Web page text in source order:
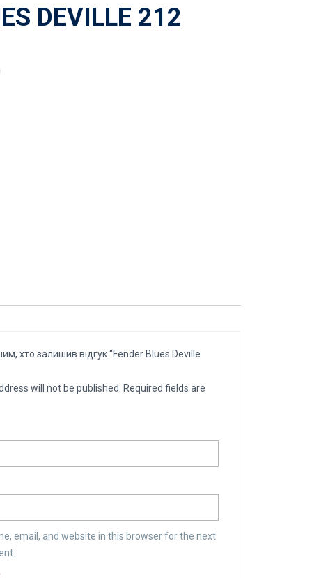
DEVILLE 212
хто залишив відгук “Fender Blues Deville
will not be published. Required fields are
email, and website in this browser for the next